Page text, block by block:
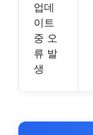
업데
이트
중 오
류 발
생